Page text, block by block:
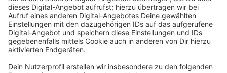
Viele Unternehmen würden sich vor Sanktionen durch
die USA fürchten, wenn sie Geschäfte mit Iran
machen. Selbst wer mit den USA keine
Berührungspunkte habe, könne durch Geschäfte mit
Iran Nachteile für andere Handelspartner, wie Kunden
und Lieferanten hervorrufen.